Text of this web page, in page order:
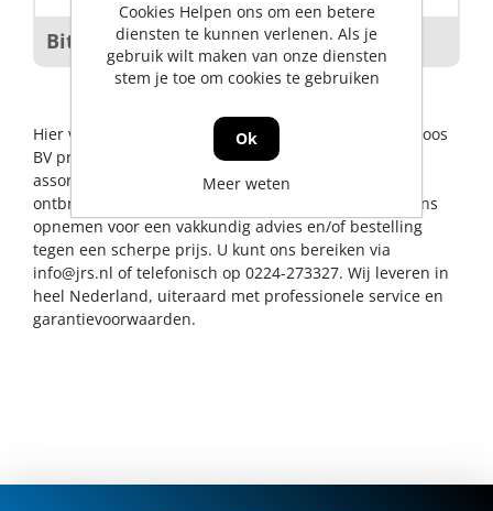
Bitsets
Hier vindt u alles op het gebied van bits. De Jong & Roos
BV probeert u op dit gebied een zo breed mogelijk
assortiment aan te bieden. Mocht er toch een artikel
ontbreken, dan kunt u natuurlijk altijd contact met ons
opnemen voor een vakkundig advies en/of bestelling
tegen een scherpe prijs. U kunt ons bereiken via
info@jrs.nl of telefonisch op 0224-273327. Wij leveren in
heel Nederland, uiteraard met professionele service en
garantievoorwaarden.
Cookies Helpen ons om een betere
diensten te kunnen verlenen. Als je
gebruik wilt maken van onze diensten
stem je toe om cookies te gebruiken
Ok
Meer weten